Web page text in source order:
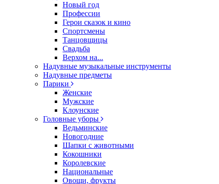
Новый год
Профессии
Герои сказок и кино
Спортсмены
Танцовщицы
Свадьба
Верхом на...
Надувные музыкальные инструменты
Надувные предметы
Парики
Женские
Мужские
Клоунские
Головные уборы
Ведьминские
Новогодние
Шапки с животными
Кокошники
Королевские
Национальные
Овощи, фрукты